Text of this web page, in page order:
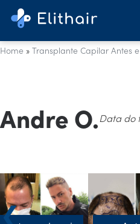
Home » Transplante Capilar Antes
Andre O.Data do
❮